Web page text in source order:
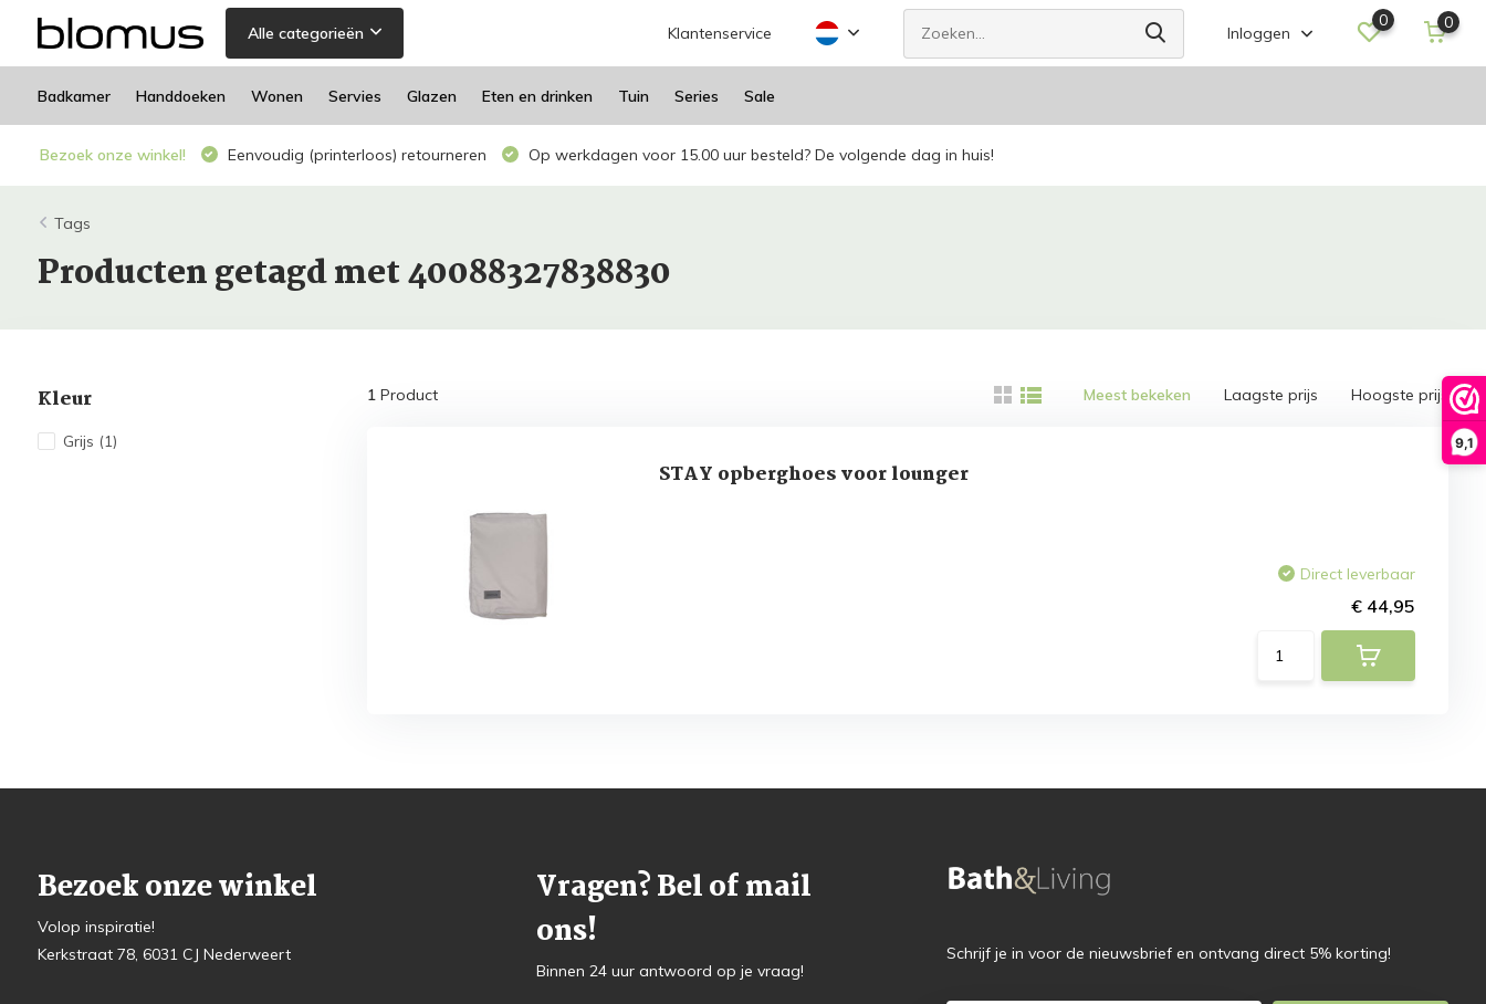
9,1
Alle categorieën Klantenservice Inloggen
0 0
Badkamer Handdoeken Wonen Servies Glazen Eten en drinken Tuin Series Sale
Bezoek onze winkel! Eenvoudig (printerloos) retourneren Op werkdagen voor 15.00 uur besteld? De volgende dag in huis!
Tags
Producten getagd met 40088327838830
Kleur
Grijs (1)
1Product Meest bekeken Laagste prijs Hoogste prijs
STAY opberghoes voor lounger
Direct leverbaar
€ 44,95
Bezoek onze winkel
Volop inspiratie!
Kerkstraat 78, 6031 CJ Nederweert
Vragen? Bel of mail
ons!
Binnen 24 uur antwoord op je vraag!
Schrijf je in voor de nieuwsbrief en ontvang direct 5% korting!